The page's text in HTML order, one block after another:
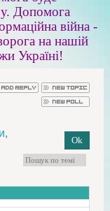
Допомога
війна -
на нашій
Україні!